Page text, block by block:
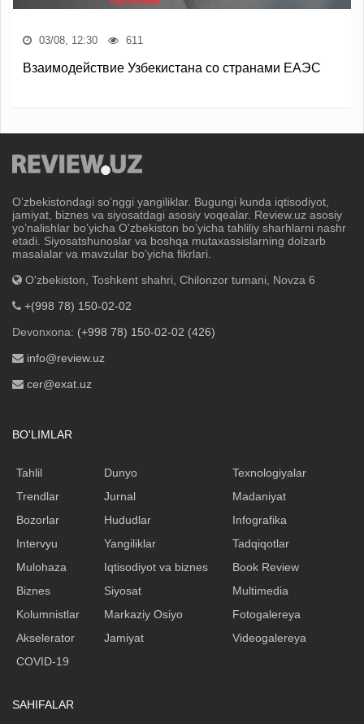
03/08, 12:30 611
Взаимодействие Узбекистана со странами ЕАЭС
Oʼzbekistondagi soʼnggi yangiliklar. Bugungi kunda iqtisodiyot,
jamiyat, biznes va siyosatdagi asosiy voqealar. Review.uz asosiy
yoʼnalishlar boʼyicha Oʼzbekiston boʼyicha tahliliy sharhlarni nashr
etadi. Siyosatshunoslar va boshqa mutaxassislarning dolzarb
masalalar va mavzular boʼyicha fikrlari.
O'zbekiston, Toshkent shahri, Chilonzor tumani, Novza 6
+(998 78) 150-02-02
Devonxona: (+998 78) 150-02-02 (426)
info@review.uz
cer@exat.uz
BO'LIMLAR
Tahlil
Trendlar
Bozorlar
Intervyu
Mulohaza
Biznes
Kolumnistlar
Akselerator
Dunyo
Jurnal
Hududlar
Yangiliklar
Iqtisodiyot va biznes
Siyosat
Markaziy Osiyo
Jamiyat
Texnologiyalar
Madaniyat
Infografika
Tadqiqotlar
Book Review
Multimedia
Fotogalereya
Videogalereya
COVID-19
SAHIFALAR